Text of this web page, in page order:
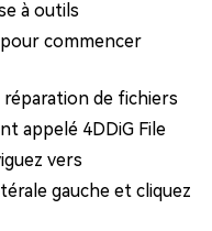
à outils
commencer
de fichiers
appelé 4DDiG File
vers
gauche et cliquez